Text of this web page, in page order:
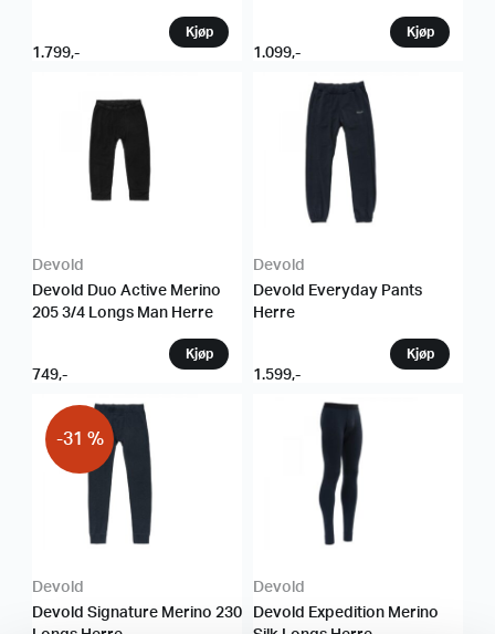
1.799,- 1.099,-
Devold
Devold Duo Active Merino
205 3/4 Longs Man Herre
749,-
Devold
Devold Everyday Pants
Herre
1.599,-
-31 %
Devold
Devold Signature Merino 230
Devold
Devold Expedition Merino